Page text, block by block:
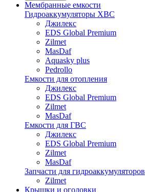
Мембранные емкости
Гидроаккумуляторы ХВС
Джилекс
EDS Global Premium
Zilmet
MasDaf
Aquasky plus
Pedrollo
Емкости для отопления
Джилекс
EDS Global Premium
Zilmet
MasDaf
Емкости для ГВС
Джилекс
EDS Global Premium
Zilmet
MasDaf
Запчасти для гидроаккумуляторов
Zilmet
Крышки и оголовки